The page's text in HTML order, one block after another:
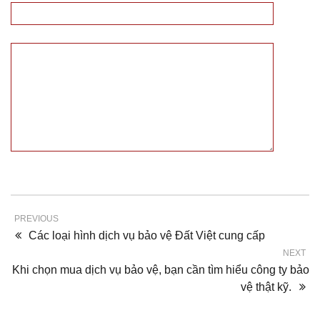
PREVIOUS
Các loại hình dịch vụ bảo vệ Đất Việt cung cấp
NEXT
Khi chọn mua dịch vụ bảo vệ, bạn cần tìm hiểu công ty bảo
vệ thật kỹ.